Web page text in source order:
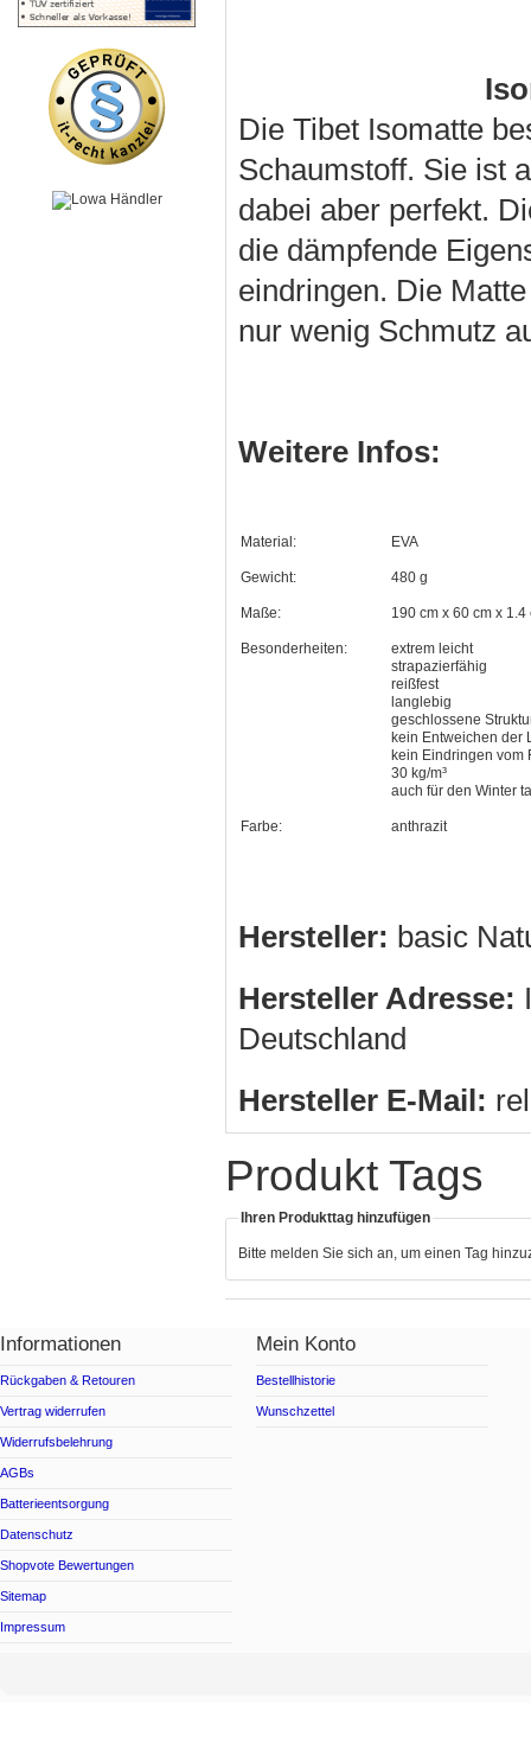
Die Tibet Isomatte
Schaumstoff. Sie ist
dabei aber perfekt.
die dämpfende
eindringen. Die
nur wenig Schmutz
Weitere Infos:
Material: EVA
Gewicht: 480 g
Maße: 190 cm x 60 cm x 1.4
Besonderheiten:
extrem leicht
strapazierfähig
reißfest
langlebig
geschlossene
kein Entweichen der
kein Eindringen vom
30 kg/m³
auch für den Winter
Farbe: anthrazit
Hersteller: basic
Hersteller Adresse:
Deutschland
Hersteller E-Mail:
Produkt Tags
Ihren Produkttag hinzufügen
Bitte melden Sie sich an, um einen Tag
Informationen
Rückgaben & Retouren
Vertrag widerrufen
Widerrufsbelehrung
AGBs
Batterieentsorgung
Datenschutz
Shopvote Bewertungen
Sitemap
Impressum
Mein Konto
Bestellhistorie
Wunschzettel